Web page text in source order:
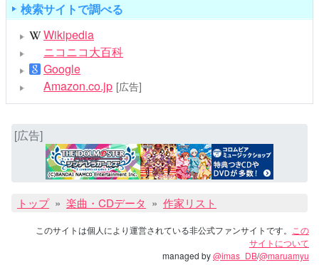
検索サイトで調べる
Wikipedia
ニコニコ大百科
Google
Amazon.co.jp [広告]
[広告]
トップ 楽曲・CDデータ 作家リスト
このサイトは個人により運営されている非公式ファンサイトです。
この
サイトについて
managed by@imas_DB/@maruamyu